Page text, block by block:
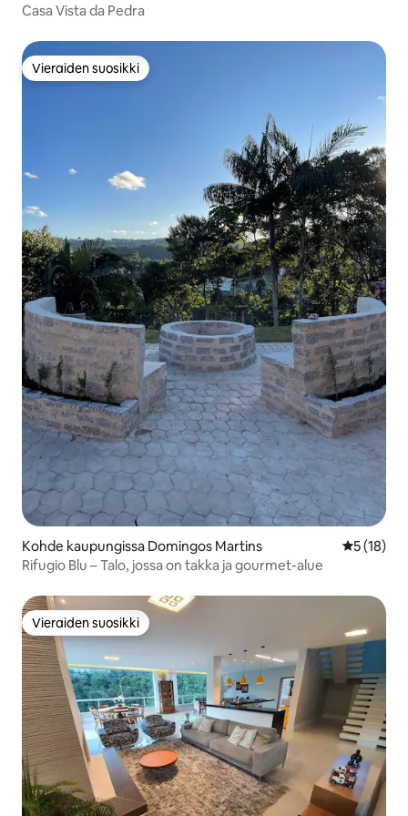
Casa Vista da Pedra
Vieraiden suosikki
Vieraiden suosikki
Kohde kaupungissa Domingos Martins
5 (18)
Rifugio Blu – Talo, jossa on takka ja gourmet-alue
Vieraiden suosikki
Vieraiden suosikki